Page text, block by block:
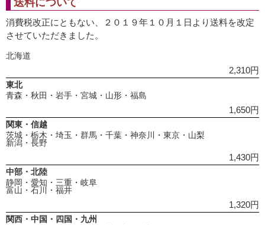
消費税改正にともない、２０１９年１０月１日より送料を改定
させていただきました。
北海道
2,310円
東北
青森・秋田・岩手・宮城・山形・福島
1,650円
関東・信越
茨城・栃木・埼玉・群馬・千葉・神奈川・東京・山梨
新潟・長野
1,430円
中部・北陸
静岡・愛知・三重・岐阜
富山・石川・福井
1,320円
関西・中国・四国・九州